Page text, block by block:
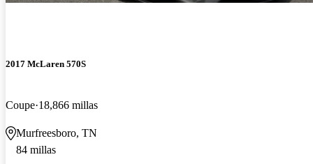
2017 McLaren 570S
Coupe 18,866 millas
Murfreesboro, TN
84 millas